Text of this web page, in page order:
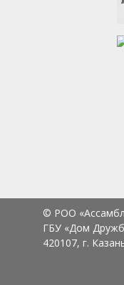
© РОО
ГБУ «Дом
420107, г.